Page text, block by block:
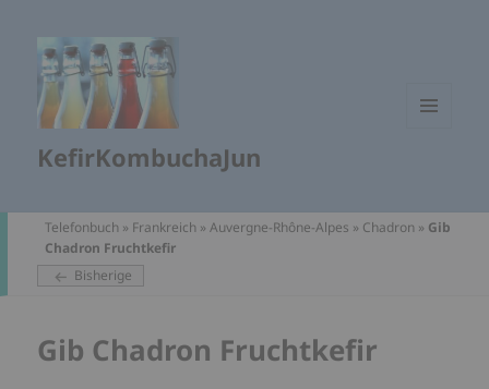
KefirKombuchaJun
Telefonbuch » Frankreich »Auvergne-Rhône-Alpes » Chadron » Gib
Chadron Fruchtkefir
Bisherige
Gib Chadron Fruchtkefir